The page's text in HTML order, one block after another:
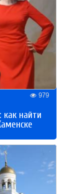
979
найти